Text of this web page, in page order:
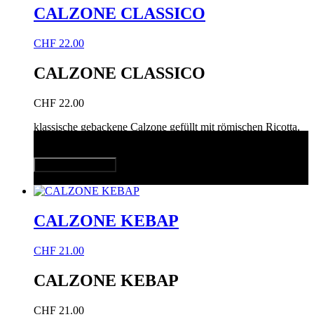
CALZONE CLASSICO
CHF 22.00
CALZONE CLASSICO
CHF 22.00
klassische gebackene Calzone gefüllt mit römischen Ricotta,
CALZONE KEBAP
CHF 21.00
CALZONE KEBAP
CHF 21.00